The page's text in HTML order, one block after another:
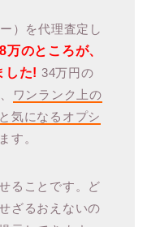
）を代理査定し
のところが、
した! 34万円の
ワンランク上の
気になるオプシ
す。
ることです。ど
ざるおえないの